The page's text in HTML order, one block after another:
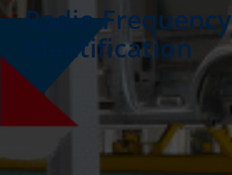
Radio Frequency
Identification